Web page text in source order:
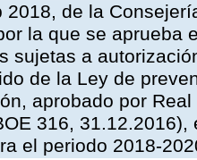
2018, de la
la que se aprueba
sujetas a
de la Ley de
aprobado por
316,
el periodo 2018-